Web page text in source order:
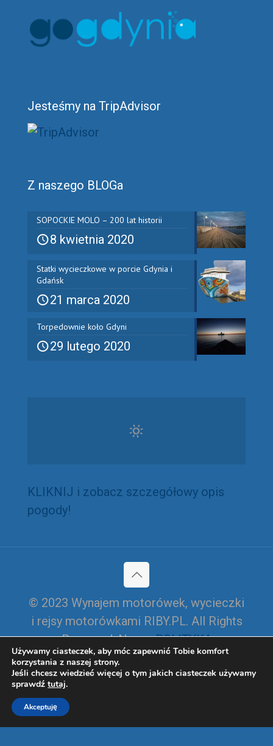
Jesteśmy na TripAdvisor
Z naszego BLOGa
SOPOCKIE MOLO – 200 lat historii
8 kwietnia 2020
Statki wycieczkowe w porcie Gdynia i
Gdańsk
21 marca 2020
Torpedownie koło Gdyni
29 lutego 2020
KLIKNIJ i zobacz szczegółowy opis
pogody!
© 2023 Wynajem motorówek, wycieczki
i rejsy motorówkami RIBY.PL. All Rights
Reserved. NaszaPOLITYKA
PRYWATNOŚCI I CIASTECZEK
COOKIES
Używamy ciasteczek, aby móc zapewnić Tobie komfort
korzystania z naszej strony.
Jeśli chcesz wiedzieć więcej o tym jakich ciasteczek używamy
sprawdź tutaj.
Akceptuję